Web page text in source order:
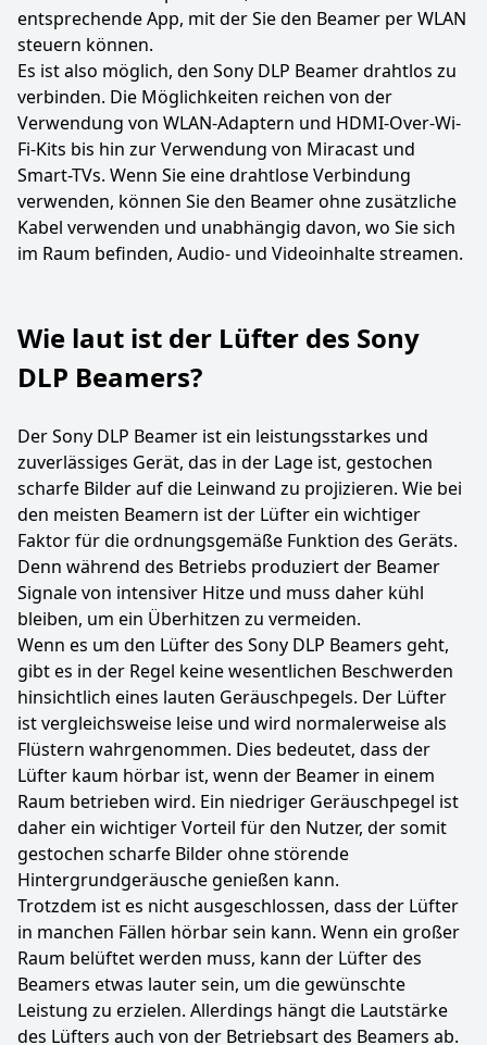
entsprechende App, mit der Sie den Beamer per WLAN
steuern können.
Es ist also möglich, den Sony DLP Beamer drahtlos zu
verbinden. Die Möglichkeiten reichen von der
Verwendung von WLAN-Adaptern und HDMI-Over-Wi-
Fi-Kits bis hin zur Verwendung von Miracast und
Smart-TVs. Wenn Sie eine drahtlose Verbindung
verwenden, können Sie den Beamer ohne zusätzliche
Kabel verwenden und unabhängig davon, wo Sie sich
im Raum befinden, Audio- und Videoinhalte streamen.
Wie laut ist der Lüfter des Sony
DLP Beamers?
Der Sony DLP Beamer ist ein leistungsstarkes und
zuverlässiges Gerät, das in der Lage ist, gestochen
scharfe Bilder auf die Leinwand zu projizieren. Wie bei
den meisten Beamern ist der Lüfter ein wichtiger
Faktor für die ordnungsgemäße Funktion des Geräts.
Denn während des Betriebs produziert der Beamer
Signale von intensiver Hitze und muss daher kühl
bleiben, um ein Überhitzen zu vermeiden.
Wenn es um den Lüfter des Sony DLP Beamers geht,
gibt es in der Regel keine wesentlichen Beschwerden
hinsichtlich eines lauten Geräuschpegels. Der Lüfter
ist vergleichsweise leise und wird normalerweise als
Flüstern wahrgenommen. Dies bedeutet, dass der
Lüfter kaum hörbar ist, wenn der Beamer in einem
Raum betrieben wird. Ein niedriger Geräuschpegel ist
daher ein wichtiger Vorteil für den Nutzer, der somit
gestochen scharfe Bilder ohne störende
Hintergrundgeräusche genießen kann.
Trotzdem ist es nicht ausgeschlossen, dass der Lüfter
in manchen Fällen hörbar sein kann. Wenn ein großer
Raum belüftet werden muss, kann der Lüfter des
Beamers etwas lauter sein, um die gewünschte
Leistung zu erzielen. Allerdings hängt die Lautstärke
des Lüfters auch von der Betriebsart des Beamers ab.